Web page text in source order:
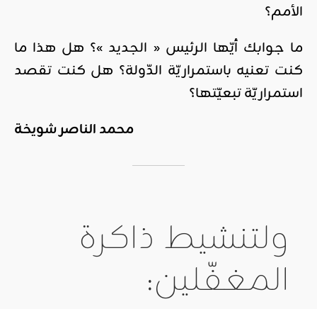
الأمم؟
ما جوابك أيّها الرئيس « الجديد »؟ هل هذا ما
كنت تعنيه باستمراريّة الدّولة؟ هل كنت تقصد
استمراريّة تبعيّتها؟
محمد الناصر شويخة
ولتنشيط ذاكرة
المغفّلين: